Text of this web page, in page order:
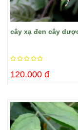
cây xạ đen cây
120.000 đ